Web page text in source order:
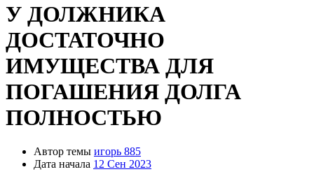
У ДОЛЖНИКА
ДОСТАТОЧНО
ИМУЩЕСТВА ДЛЯ
ПОГАШЕНИЯ ДОЛГА
ПОЛНОСТЬЮ
Автор темы игорь 885
Дата начала 12 Сен 2023